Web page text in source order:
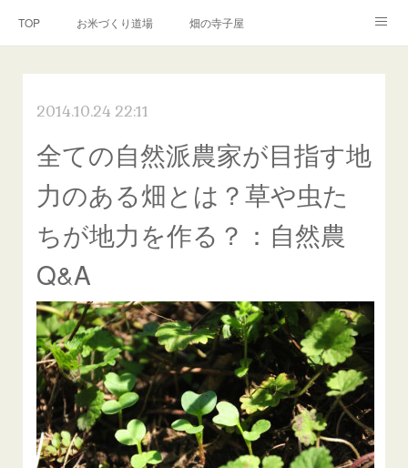
TOP お米づくり道場 畑の寺子屋
お問い合わせ リンク(SNS)
2014.10.24 22:11
全ての自然派農家が目指す地
力のある畑とは？草や虫た
ちが地力を作る？：自然農
Q&A